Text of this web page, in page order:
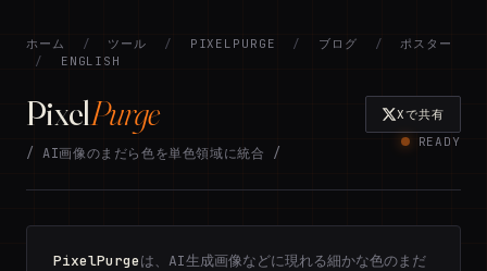
ホーム / ツール / PIXELPURGE / ブログ /
ポスター
/
ENGLISH
PixelPurge
/ AI画像のまだら色を単色領域に統合 /
Xで共有
READY
PixelPurgeは、AI生成画像などに現れる細かな色のまだ